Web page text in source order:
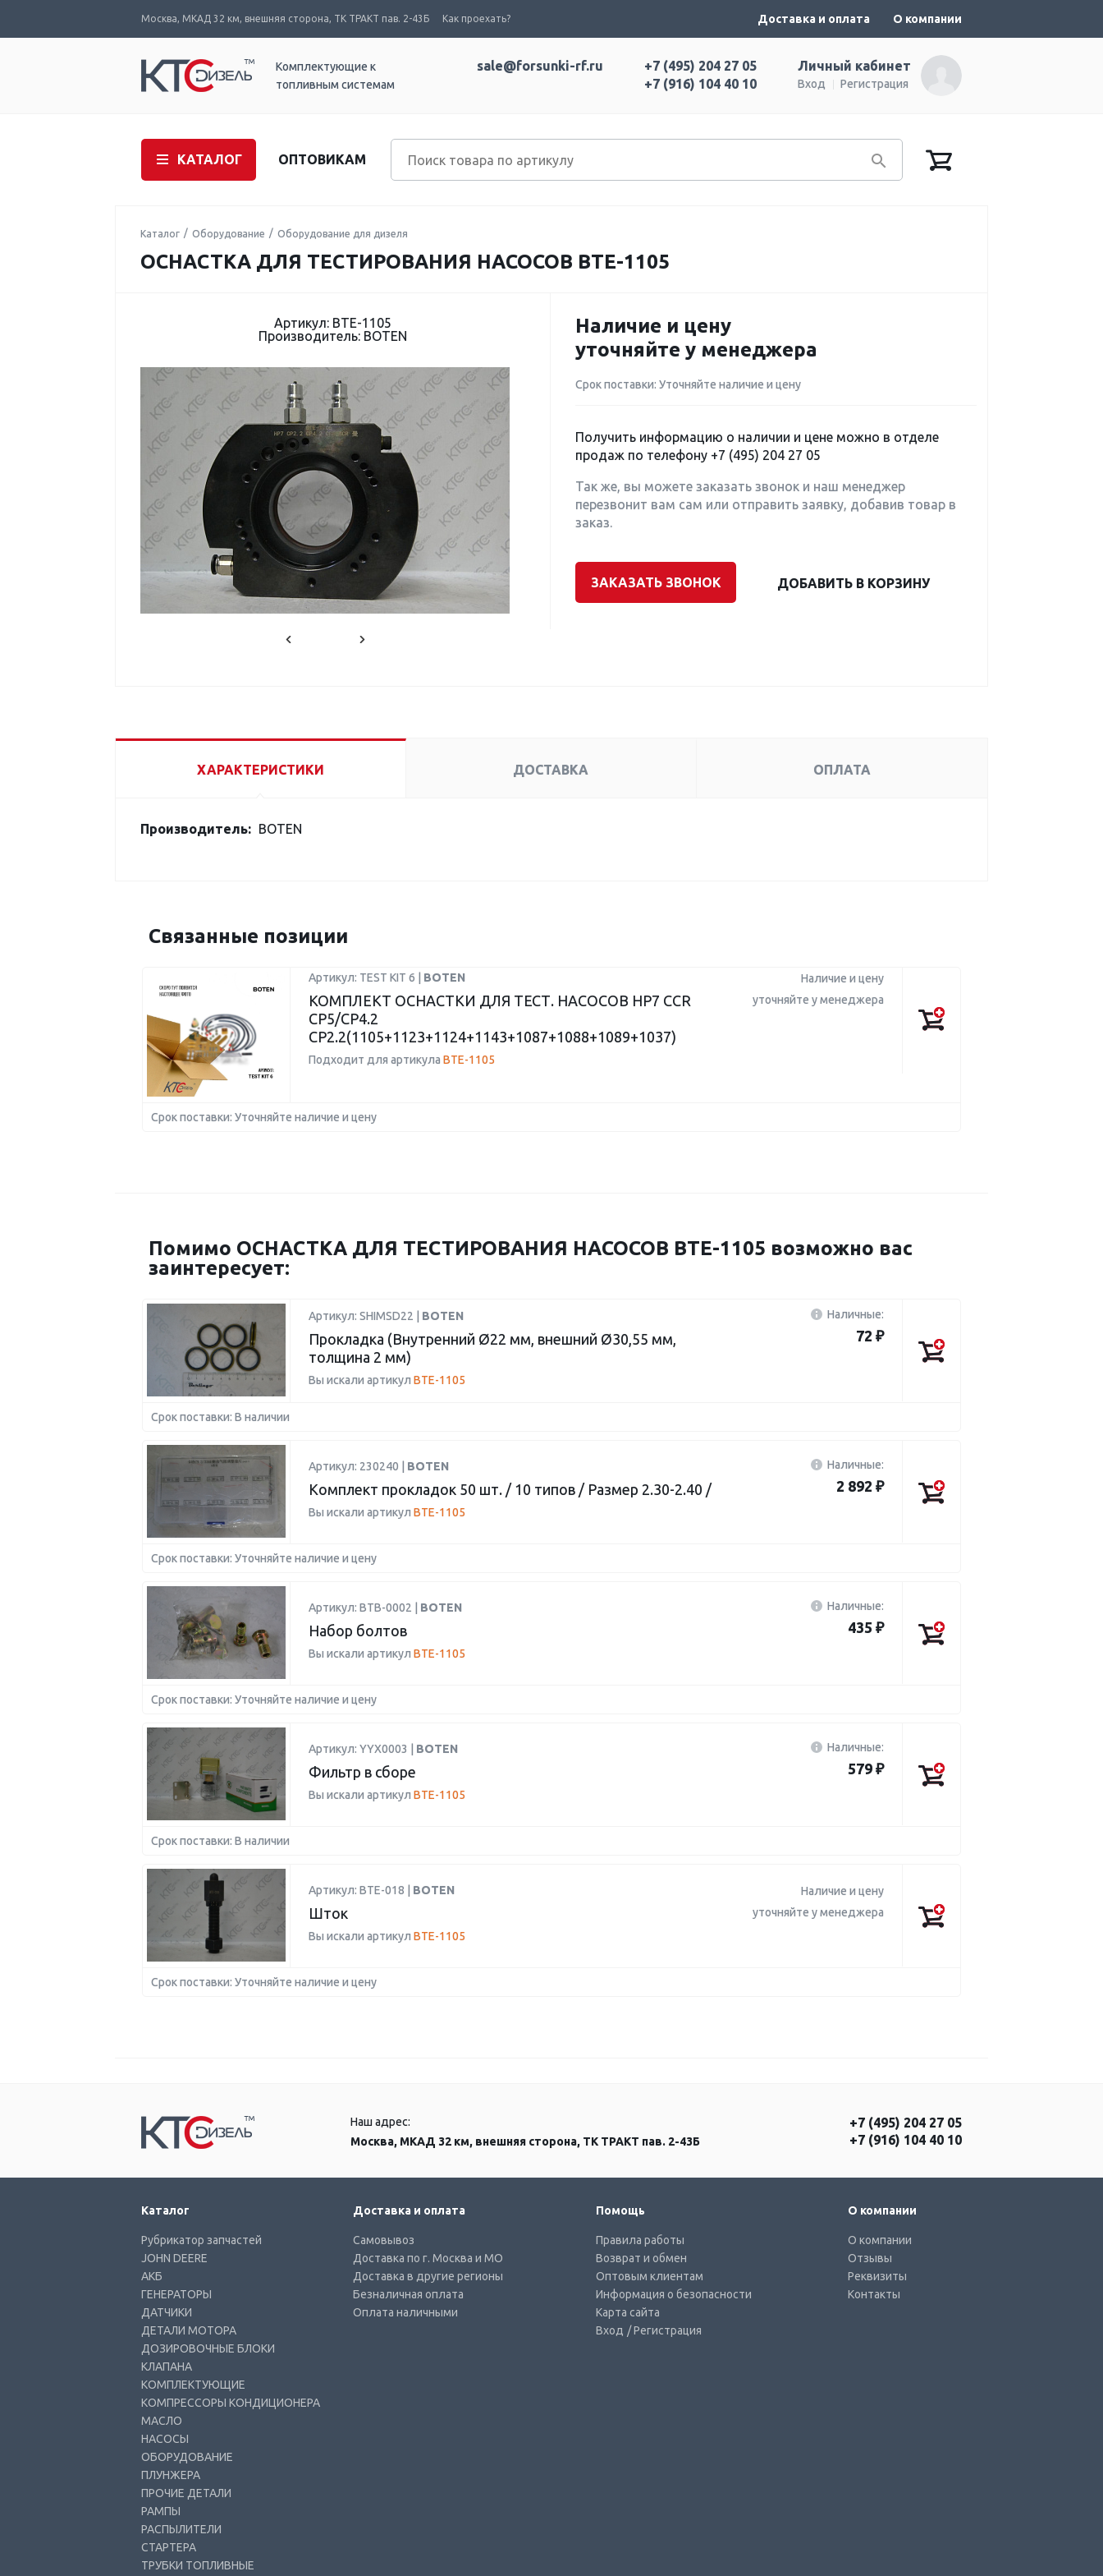
Москва, МКАД 32 км, внешняя сторона, ТК ТРАКТ пав. 2-43Б Как проехать? Доставка и оплата О компании
Комплектующие к
топливным системам
Личный кабинет
Вход Регистрация
+7 (495) 204 27 05
+7 (916) 104 40 10
sale@forsunki-rf.ru
КАТАЛОГ ОПТОВИКАМ
Каталог Оборудование Оборудование для дизеля
ОСНАСТКА ДЛЯ ТЕСТИРОВАНИЯ НАСОСОВ BTE-1105
Артикул: BTE-1105
Производитель: BOTEN
Наличие и цену
уточняйте у менеджера
Срок поставки: Уточняйте наличие и цену
Получить информацию о наличии и цене можно в отделе
продаж по телефону +7 (495) 204 27 05
Так же, вы можете заказать звонок и наш менеджер
перезвонит вам сам или отправить заявку, добавив товар в
заказ.
ЗАКАЗАТЬ ЗВОНОК ДОБАВИТЬ В КОРЗИНУ
ХАРАКТЕРИСТИКИ ДОСТАВКА ОПЛАТА
Производитель: BOTEN
Связанные позиции
Артикул: TEST KIT 6 | BOTEN
КОМПЛЕКТ ОСНАСТКИ ДЛЯ ТЕСТ. НАСОСОВ HP7 CCR
CP5/CP4.2
CP2.2(1105+1123+1124+1143+1087+1088+1089+1037)
Подходит для артикула BTE-1105
Наличие и цену
уточняйте у менеджера
Срок поставки: Уточняйте наличие и цену
Помимо ОСНАСТКА ДЛЯ ТЕСТИРОВАНИЯ НАСОСОВ BTE-1105 возможно вас
заинтересует:
Артикул: SHIMSD22 | BOTEN
Прокладка (Внутренний Ø22 мм, внешний Ø30,55 мм,
толщина 2 мм)
Вы искали артикул BTE-1105
Наличные:
72 ₽
Срок поставки: В наличии
Артикул: 230240 | BOTEN
Комплект прокладок 50 шт. / 10 типов / Размер 2.30-2.40 /
Вы искали артикул BTE-1105
Наличные:
2 892 ₽
Срок поставки: Уточняйте наличие и цену
Артикул: BTB-0002 | BOTEN
Набор болтов
Вы искали артикул BTE-1105
Наличные:
435 ₽
Срок поставки: Уточняйте наличие и цену
Артикул: YYX0003 | BOTEN
Фильтр в сборе
Вы искали артикул BTE-1105
Наличные:
579 ₽
Срок поставки: В наличии
Артикул: BTE-018 | BOTEN
Шток
Вы искали артикул BTE-1105
Наличие и цену
уточняйте у менеджера
Срок поставки: Уточняйте наличие и цену
Наш адрес:
Москва, МКАД 32 км, внешняя сторона, ТК ТРАКТ пав. 2-43Б
+7 (495) 204 27 05
+7 (916) 104 40 10
Каталог
Рубрикатор запчастей
JOHN DEERE
АКБ
ГЕНЕРАТОРЫ
ДАТЧИКИ
ДЕТАЛИ МОТОРА
ДОЗИРОВОЧНЫЕ БЛОКИ
КЛАПАНА
КОМПЛЕКТУЮЩИЕ
КОМПРЕССОРЫ КОНДИЦИОНЕРА
МАСЛО
НАСОСЫ
ОБОРУДОВАНИЕ
ПЛУНЖЕРА
ПРОЧИЕ ДЕТАЛИ
РАМПЫ
РАСПЫЛИТЕЛИ
СТАРТЕРА
ТРУБКИ ТОПЛИВНЫЕ
Доставка и оплата
Самовывоз
Доставка по г. Москва и МО
Доставка в другие регионы
Безналичная оплата
Оплата наличными
Помощь
Правила работы
Возврат и обмен
Оптовым клиентам
Информация о безопасности
Карта сайта
Вход / Регистрация
О компании
О компании
Отзывы
Реквизиты
Контакты